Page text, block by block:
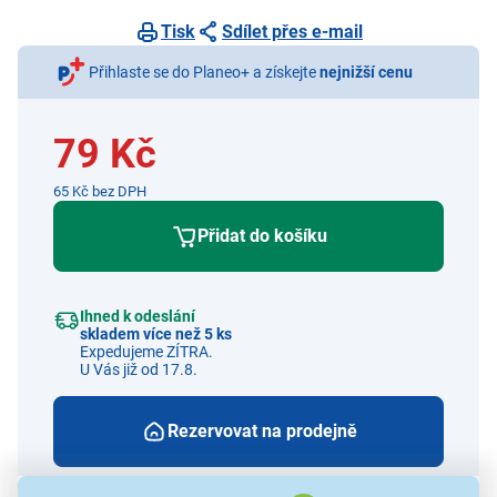
Tisk Sdílet přes e-mail
Přihlaste se do Planeo+ a získejtenejnižší cenu
79 Kč
65 Kč bez DPH
Přidat do košíku
Ihned k odeslání
skladem více než 5 ks
Expedujeme ZÍTRA.
U Vás již od 17.8.
Rezervovat na prodejně